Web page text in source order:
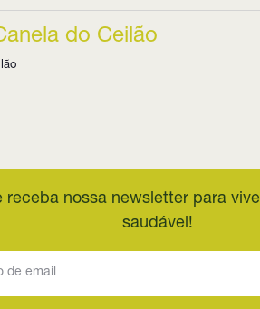
do Ceilão
receba nossa newsletter para
saudável!